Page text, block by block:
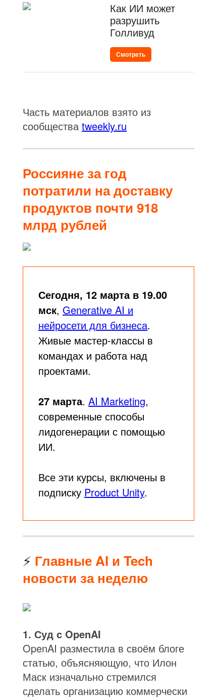
Как ИИ может
разрушить
Голливуд
Смотреть
Часть материалов взято из
сообщества tweekly.ru
Россияне за год
потратили на доставку
продуктов почти 918
млрд рублей
Сегодня, 12 марта в 19.00
мск, Generative AI и
нейросети для бизнеса.
Живые мастер-классы в
командах и работа над
проектами.
27 марта. AI Marketing,
современные способы
лидогенерации с помощью
ИИ.
Все эти курсы, включены в
подписку Product Unity.
⚡ Главные AI и Tech
новости за неделю
1. Суд с OpenAI
OpenAI разместила в своём блоге
статью, объясняющую, что Илон
Маск изначально стремился
сделать организацию коммерчески